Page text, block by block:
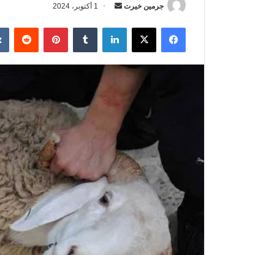
جرمين خيرت
س
ب
ك
ت
ر
و
1 أكتوبر، 2024
فيسبوك ‫X لينكدإن بينتيريست